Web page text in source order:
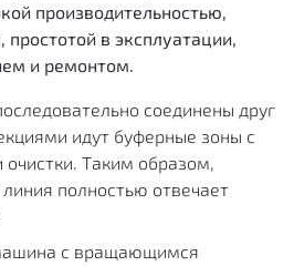
производительностью,
в эксплуатации,
и ремонтом.
соединены друг
идут буферные зоны с
Таким образом,
полностью отвечает
с вращающимся